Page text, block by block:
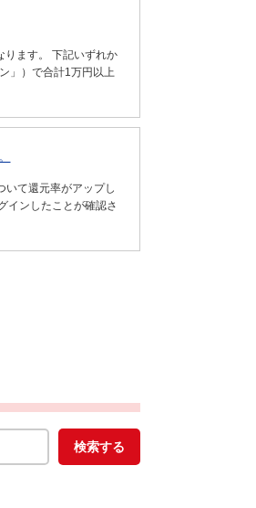
ります。 下記いずれか
」）で合計1万円以上
いて還元率がアップし
インしたことが確認さ